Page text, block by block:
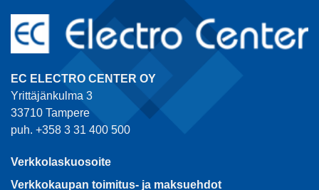
EC ELECTRO CENTER OY
Yrittäjänkulma 3
33710 Tampere
puh. +358 3 31 400 500
Verkkolaskuosoite
Verkkokaupan toimitus- ja maksuehdot